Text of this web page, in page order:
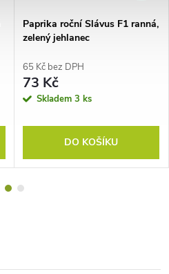
Paprika roční Slávus F1 ranná,
zelený jehlanec
65 Kč bez DPH
73 Kč
Skladem 3 ks
DO KOŠÍKU